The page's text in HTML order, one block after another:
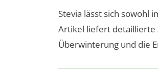
Stevia lässt sich sowohl
Artikel liefert detaillierte
Überwinterung und die